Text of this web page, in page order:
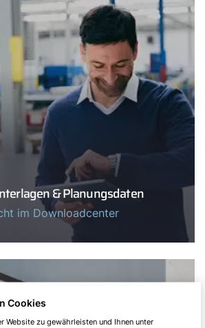
& Planungsdaten
im Downloadcenter
Cookies
Website zu gewährleisten und Ihnen unter